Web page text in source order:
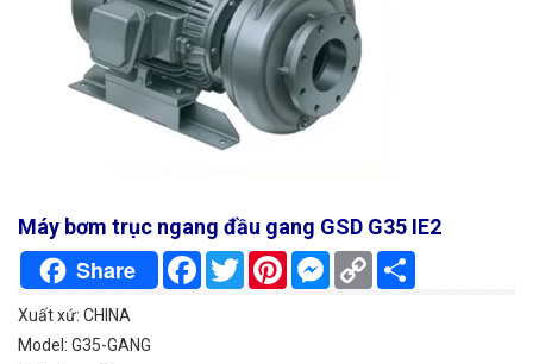
Máy bơm trục ngang đầu gang GSD G35 IE2
Share FacebookTwitterPinterestMessenger
Copy
Link
Xuất xứ: CHINA
Model: G35-GANG